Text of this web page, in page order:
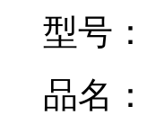
型号：
品名：